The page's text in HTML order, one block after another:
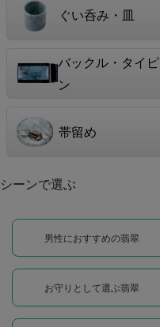
ぐい呑み・皿
バックル・タイピ
ン
帯留め
シーンで選ぶ
男性におすすめの翡翠
お守りとして選ぶ翡翠